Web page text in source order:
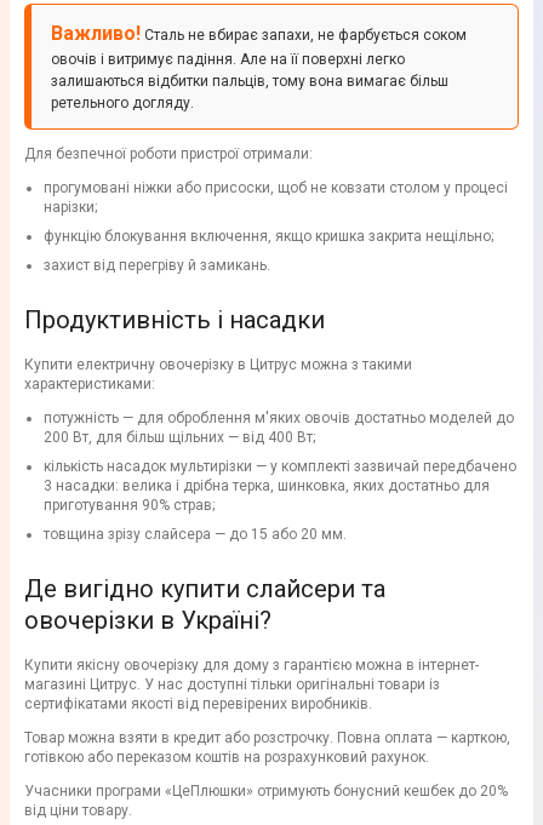
Важливо! Сталь не вбирає запахи, не фарбується соком
овочів і витримує падіння. Але на її поверхні легко
залишаються відбитки пальців, тому вона вимагає більш
ретельного догляду.
Для безпечної роботи пристрої отримали:
прогумовані ніжки або присоски, щоб не ковзати столом у процесі
нарізки;
функцію блокування включення, якщо кришка закрита нещільно;
захист від перегріву й замикань.
Продуктивність і насадки
Купити електричну овочерізку в Цитрус можна з такими
характеристиками:
потужність — для оброблення м'яких овочів достатньо моделей до
200 Вт, для більш щільних — від 400 Вт;
кількість насадок мультирізки — у комплекті зазвичай передбачено
3 насадки: велика і дрібна терка, шинковка, яких достатньо для
приготування 90% страв;
товщина зрізу слайсера — до 15 або 20 мм.
Де вигідно купити слайсери та
овочерізки в Україні?
Купити якісну овочерізку для дому з гарантією можна в інтернет-
магазині Цитрус. У нас доступні тільки оригінальні товари із
сертифікатами якості від перевірених виробників.
Товар можна взяти в кредит або розстрочку. Повна оплата — карткою,
готівкою або переказом коштів на розрахунковий рахунок.
Учасники програми «ЦеПлюшки» отримують бонусний кешбек до 20%
від ціни товару.